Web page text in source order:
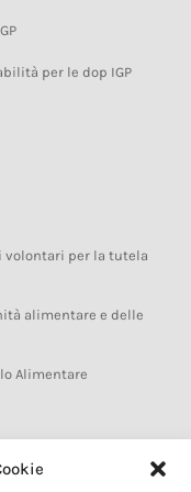
per le dop IGP
volontari per la tutela
alimentare e delle
Alimentare